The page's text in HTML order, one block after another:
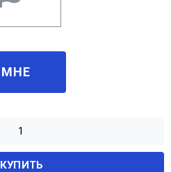
КУПИТЬ